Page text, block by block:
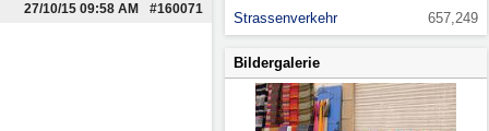
#160071
27/10/15 09:58 AM
657,249
Strassenverkehr
Bildergalerie